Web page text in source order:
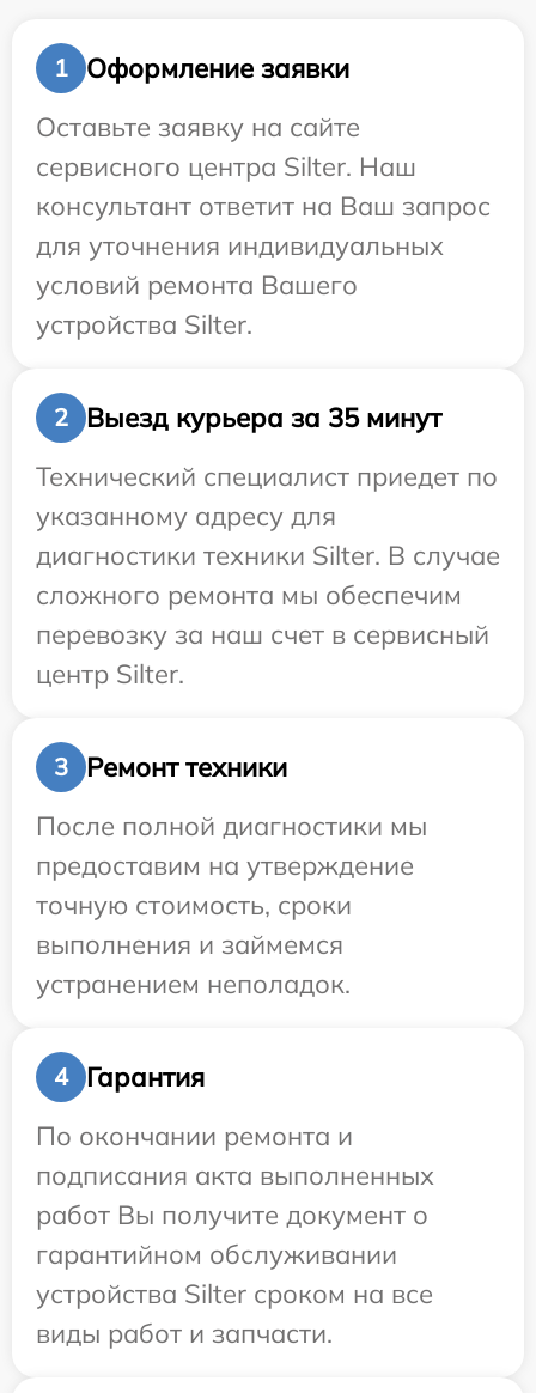
1
Оформление заявки
Оставьте заявку на сайте
сервисного центра Silter. Наш
консультант ответит на Ваш запрос
для уточнения индивидуальных
условий ремонта Вашего
устройства Silter.
2
Выезд курьера за 35 минут
Технический специалист приедет по
указанному адресу для
диагностики техники Silter. В случае
сложного ремонта мы обеспечим
перевозку за наш счет в сервисный
центр Silter.
3
Ремонт техники
После полной диагностики мы
предоставим на утверждение
точную стоимость, сроки
выполнения и займемся
устранением неполадок.
4
Гарантия
По окончании ремонта и
подписания акта выполненных
работ Вы получите документ о
гарантийном обслуживании
устройства Silter сроком на все
виды работ и запчасти.